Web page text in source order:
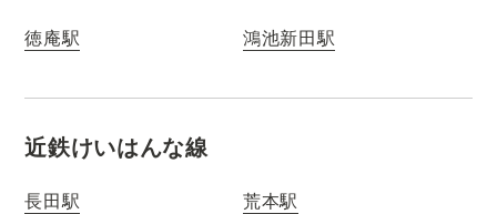
徳庵駅 鴻池新田駅
近鉄けいはんな線
長田駅
荒本駅